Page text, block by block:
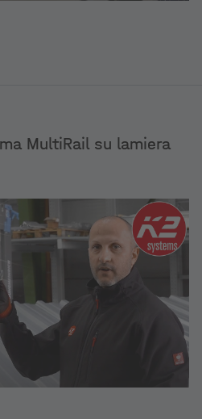
MultiRail su lamiera